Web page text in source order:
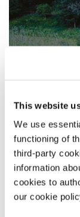
This website
We use
functioning of
third-party
information
cookies to
our cookie
09:00
À BRAS-LE-
diMarie-Elsa
Venezia Spotlight